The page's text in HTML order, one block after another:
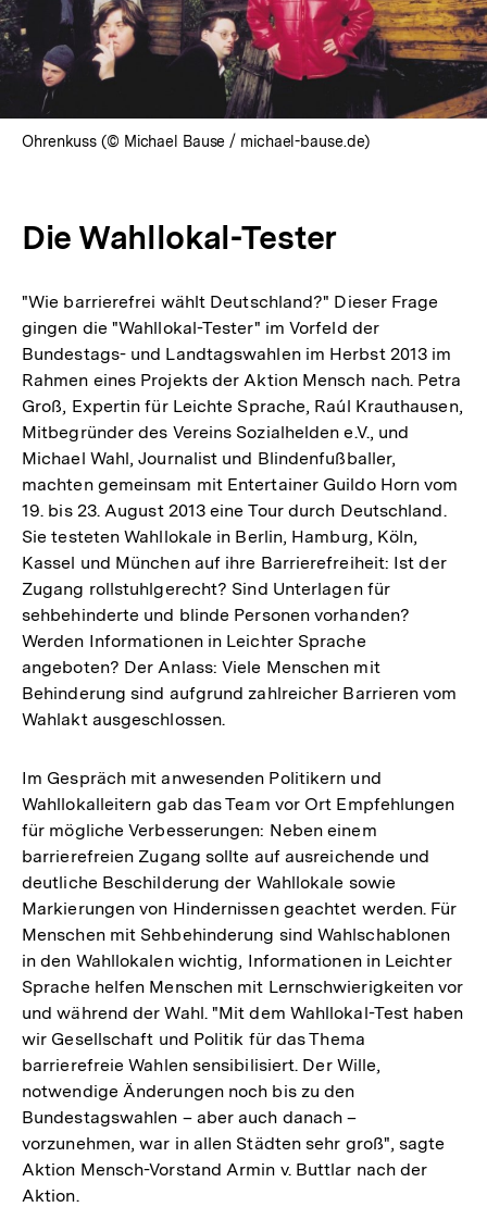
Ohrenkuss (© Michael Bause / michael-bause.de)
Die Wahllokal-Tester
"Wie barrierefrei wählt Deutschland?" Dieser Frage
gingen die "Wahllokal-Tester" im Vorfeld der
Bundestags- und Landtagswahlen im Herbst 2013 im
Rahmen eines Projekts der Aktion Mensch nach. Petra
Groß, Expertin für Leichte Sprache, Raúl Krauthausen,
Mitbegründer des Vereins Sozialhelden e.V., und
Michael Wahl, Journalist und Blindenfußballer,
machten gemeinsam mit Entertainer Guildo Horn vom
19. bis 23. August 2013 eine Tour durch Deutschland.
Sie testeten Wahllokale in Berlin, Hamburg, Köln,
Kassel und München auf ihre Barrierefreiheit: Ist der
Zugang rollstuhlgerecht? Sind Unterlagen für
sehbehinderte und blinde Personen vorhanden?
Werden Informationen in Leichter Sprache
angeboten? Der Anlass: Viele Menschen mit
Behinderung sind aufgrund zahlreicher Barrieren vom
Wahlakt ausgeschlossen.
Im Gespräch mit anwesenden Politikern und
Wahllokalleitern gab das Team vor Ort Empfehlungen
für mögliche Verbesserungen: Neben einem
barrierefreien Zugang sollte auf ausreichende und
deutliche Beschilderung der Wahllokale sowie
Markierungen von Hindernissen geachtet werden. Für
Menschen mit Sehbehinderung sind Wahlschablonen
in den Wahllokalen wichtig, Informationen in Leichter
Sprache helfen Menschen mit Lernschwierigkeiten vor
und während der Wahl. "Mit dem Wahllokal-Test haben
wir Gesellschaft und Politik für das Thema
barrierefreie Wahlen sensibilisiert. Der Wille,
notwendige Änderungen noch bis zu den
Bundestagswahlen – aber auch danach –
vorzunehmen, war in allen Städten sehr groß", sagte
Aktion Mensch-Vorstand Armin v. Buttlar nach der
Aktion.